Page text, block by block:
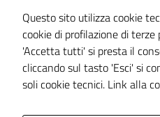
Cookie Policy
Note legali
Dichiarazione di accessibilità
Piano di miglioramento del sito
Questo sito utilizza cookie
cookie di profilazione di
'Accetta tutti' si presta il
cliccando sul tasto 'Esci' si
soli cookie tecnici. Link alla